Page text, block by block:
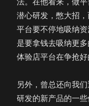
潜心研发，憋大招
平台要不停地吸纳
是要拿钱去吸纳更
体验店平台在争抢好
另外，曾总还向我
研发的新产品的一